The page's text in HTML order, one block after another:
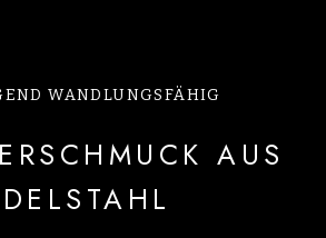
WANDLUNGSFÄHIG
AUS